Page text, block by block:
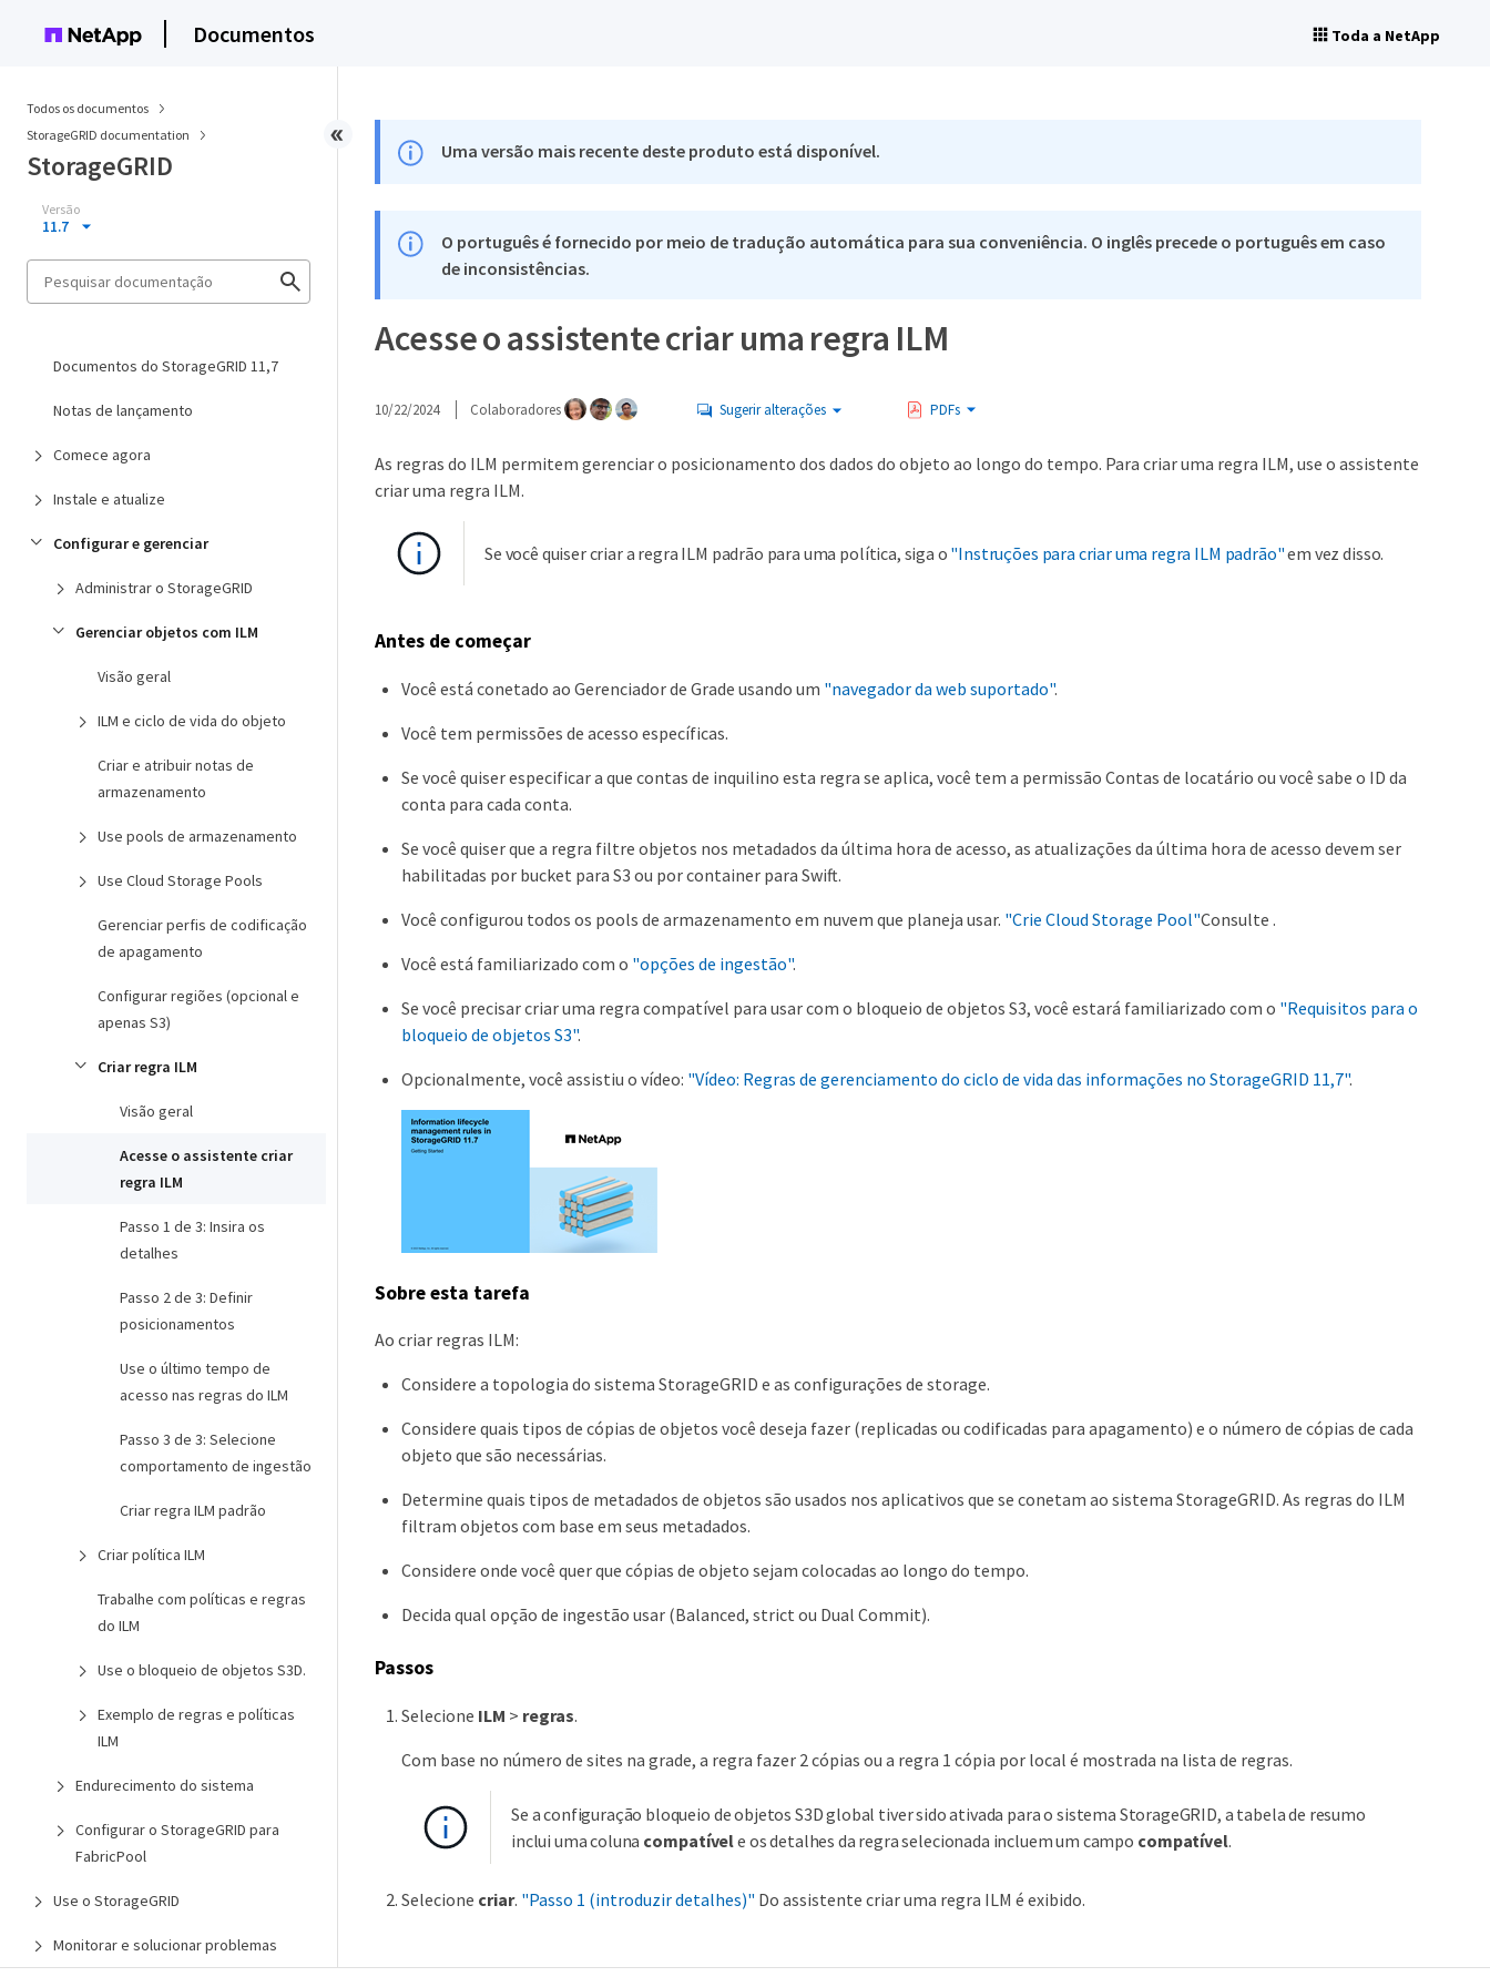
Documentos Toda a NetApp
Todos os documentos
StorageGRID documentation
StorageGRID
Versão
11.7
Documentos do StorageGRID 11,7
Notas de lançamento
Comece agora
Instale e atualize
Configurar e gerenciar
Administrar o StorageGRID
Gerenciar objetos com ILM
Visão geral
ILM e ciclo de vida do objeto
Criar e atribuir notas de
armazenamento
Use pools de armazenamento
Use Cloud Storage Pools
Gerenciar perfis de codificação
de apagamento
Configurar regiões (opcional e
apenas S3)
Criar regra ILM
Visão geral
Acesse o assistente criar
regra ILM
Passo 1 de 3: Insira os
detalhes
Passo 2 de 3: Definir
posicionamentos
Use o último tempo de
acesso nas regras do ILM
Passo 3 de 3: Selecione
comportamento de ingestão
Criar regra ILM padrão
Criar política ILM
Trabalhe com políticas e regras
do ILM
Use o bloqueio de objetos S3D.
Exemplo de regras e políticas
ILM
Endurecimento do sistema
Configurar o StorageGRID para
FabricPool
Use o StorageGRID
Monitorar e solucionar problemas
Uma versão mais recente deste produto está disponível.
O português é fornecido por meio de tradução automática para sua conveniência. O inglês precede o português em caso
de inconsistências.
Acesse o assistente criar uma regra ILM
10/22/2024 Colaboradores Sugerir alterações PDFs
As regras do ILM permitem gerenciar o posicionamento dos dados do objeto ao longo do tempo. Para criar uma regra ILM, use o assistente
criar uma regra ILM.
Se você quiser criar a regra ILM padrão para uma política, siga o "Instruções para criar uma regra ILM padrão"em vez disso.
Antes de começar
Você está conetado ao Gerenciador de Grade usando um "navegador da web suportado".
Você tem permissões de acesso específicas.
Se você quiser especificar a que contas de inquilino esta regra se aplica, você tem a permissão Contas de locatário ou você sabe o ID da
conta para cada conta.
Se você quiser que a regra filtre objetos nos metadados da última hora de acesso, as atualizações da última hora de acesso devem ser
habilitadas por bucket para S3 ou por container para Swift.
Você configurou todos os pools de armazenamento em nuvem que planeja usar. "Crie Cloud Storage Pool"Consulte .
Você está familiarizado com o "opções de ingestão".
Se você precisar criar uma regra compatível para usar com o bloqueio de objetos S3, você estará familiarizado com o "Requisitos para o
bloqueio de objetos S3".
Opcionalmente, você assistiu o vídeo: "Vídeo: Regras de gerenciamento do ciclo de vida das informações no StorageGRID 11,7".
Sobre esta tarefa
Ao criar regras ILM:
Considere a topologia do sistema StorageGRID e as configurações de storage.
Considere quais tipos de cópias de objetos você deseja fazer (replicadas ou codificadas para apagamento) e o número de cópias de cada
objeto que são necessárias.
Determine quais tipos de metadados de objetos são usados nos aplicativos que se conetam ao sistema StorageGRID. As regras do ILM
filtram objetos com base em seus metadados.
Considere onde você quer que cópias de objeto sejam colocadas ao longo do tempo.
Decida qual opção de ingestão usar (Balanced, strict ou Dual Commit).
Passos
Selecione ILM > regras.
Com base no número de sites na grade, a regra fazer 2 cópias ou a regra 1 cópia por local é mostrada na lista de regras.
Se a configuração bloqueio de objetos S3D global tiver sido ativada para o sistema StorageGRID, a tabela de resumo
inclui uma coluna compatívele os detalhes da regra selecionada incluem um campo compatível.
Selecione criar. "Passo 1 (introduzir detalhes)" Do assistente criar uma regra ILM é exibido.